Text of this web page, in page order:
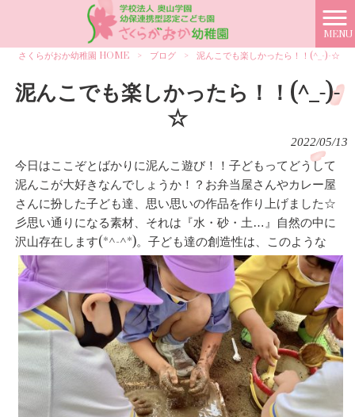
MENU
さくらがおか幼稚園 HOME
> ブログ > 泥んこでも楽しかったら！！(^_-)-☆
泥んこでも楽しかったら！！(^_-)-
☆
2022/05/13
今日はここぞとばかりに泥んこ遊び！！子どもってどうして
泥んこが大好きなんでしょうか！？お弁当屋さんやカレー屋
さんに扮した子ども達、思い思いの作品を作り上げました☆
彡思い通りになる素材、それは『水・砂・土…』自然の中に
沢山存在します(*^-^*)。子ども達の創造性は、このような